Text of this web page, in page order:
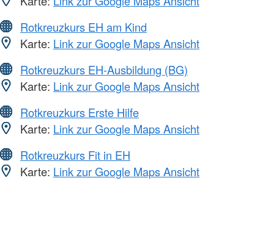
Rotkreuzkurs EH am Kind
Karte: Link zur Google Maps Ansicht
Rotkreuzkurs EH-Ausbildung (BG)
Karte: Link zur Google Maps Ansicht
Rotkreuzkurs Erste Hilfe
Karte: Link zur Google Maps Ansicht
Rotkreuzkurs Fit in EH
Karte: Link zur Google Maps Ansicht